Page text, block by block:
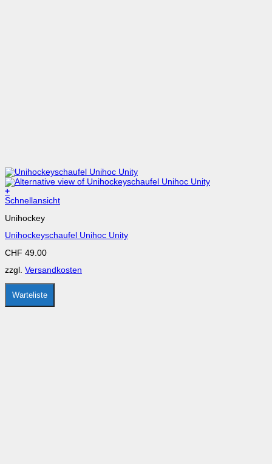
+
Dieses
weist
Varianten
Die
können
auf
der
Produktseite
gewählt
Schnellansicht
Unihockey
Unihockeyschaufel Unihoc Unity
CHF 49.00
zzgl. Versandkosten
Warteliste